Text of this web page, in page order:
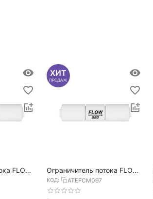
FLOW
ХИТ
ПРОДАЖ
Ограничитель потока FLOW
550
КОД: ATEFCM097